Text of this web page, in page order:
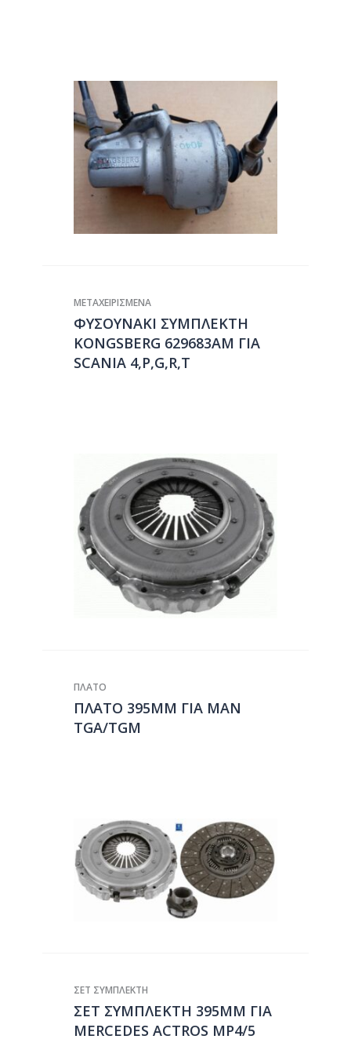
ΜΕΤΑΧΕΙΡΙΣΜΕΝΑ
ΦΥΣΟΥΝΑΚΙ ΣΥΜΠΛΕΚΤΗ
KONGSBERG 629683AM ΓΙΑ
SCANIA 4,P,G,R,T
ΠΛΑΤΟ
ΠΛΑΤΟ 395ΜΜ ΓΙΑ ΜΑΝ
TGA/TGM
ΣΕΤ ΣΥΜΠΛΕΚΤΗ
ΣΕΤ ΣΥΜΠΛΕΚΤΗ 395MM ΓΙΑ
MERCEDES ACTROS MP4/5